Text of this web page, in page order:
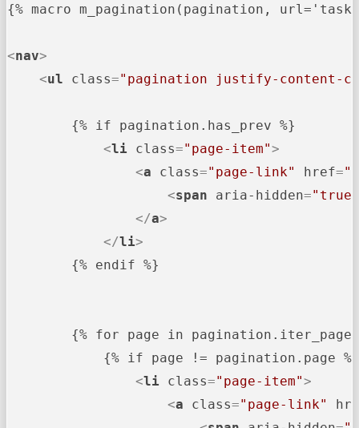
{% macro m_pagination(pagination,
<nav>
<ul class="pagination justify-content-
{% if pagination.has_prev %}
<li class="page-item">
<a class="page-link" href="
<span aria-hidden="true"
</a>
</li>
{% endif %}
{% for page in
{% if page != pagination.page %}
<li class="page-item">
<a class="page-link"